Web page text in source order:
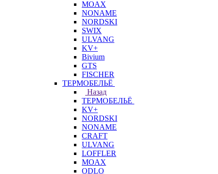
MOAX
NONAME
NORDSKI
SWIX
ULVANG
KV+
Bivium
GTS
FISCHER
ТЕРМОБЕЛЬЁ
Назад
ТЕРМОБЕЛЬЁ
KV+
NORDSKI
NONAME
CRAFT
ULVANG
LOFFLER
MOAX
ODLO